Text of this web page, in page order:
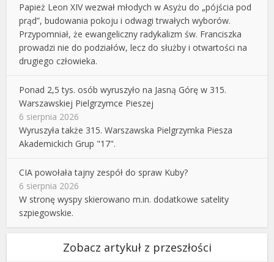
Papież Leon XIV wezwał młodych w Asyżu do „pójścia pod
prąd”, budowania pokoju i odwagi trwałych wyborów.
Przypomniał, że ewangeliczny radykalizm św. Franciszka
prowadzi nie do podziałów, lecz do służby i otwartości na
drugiego człowieka.
Ponad 2,5 tys. osób wyruszyło na Jasną Górę w 315.
Warszawskiej Pielgrzymce Pieszej
6 sierpnia 2026
Wyruszyła także 315. Warszawska Pielgrzymka Piesza
Akademickich Grup "17".
CIA powołała tajny zespół do spraw Kuby?
6 sierpnia 2026
W stronę wyspy skierowano m.in. dodatkowe satelity
szpiegowskie.
Zobacz artykuł z przeszłości